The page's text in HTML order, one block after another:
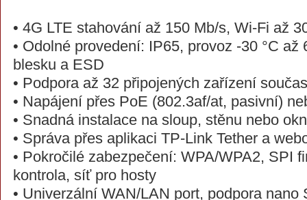
• 4G LTE stahování až 150 Mb/s, Wi-Fi až
• Odolné provedení: IP65, provoz -30 °C až
blesku a ESD
• Podpora až 32 připojených zařízení
• Napájení přes PoE (802.3af/at, pasivní)
• Snadná instalace na sloup, stěnu nebo
• Správa přes aplikaci TP-Link Tether a
• Pokročilé zabezpečení: WPA/WPA2, SPI
kontrola, síť pro hosty
• Univerzální WAN/LAN port, podpora nano